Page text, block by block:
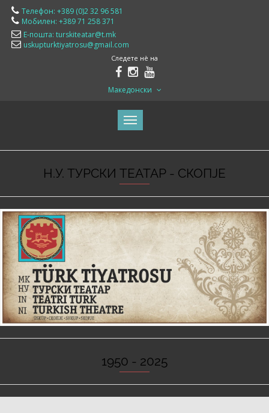
Телефон: +389 (0)2 32 96 581
Мобилен: +389 71 258 371
Е-пошта: turskiteatar@t.mk
uskupturktiyatrosu@gmail.com
Следете нè на
Македонски
Н.У. ТУРСКИ ТЕАТАР - СКОПЈЕ
1950 - 2025